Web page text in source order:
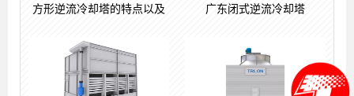
方形逆流冷却塔的特点以及 广东闭式逆流冷却塔